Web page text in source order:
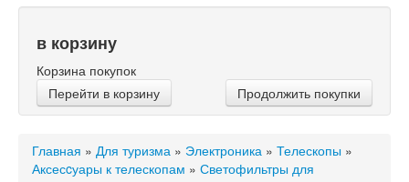
в корзину
Корзина покупок
Перейти в корзину
Продолжить покупки
Главная » Для туризма » Электроника » Телескопы »
Аксесcуары к телескопам » Светофильтры для